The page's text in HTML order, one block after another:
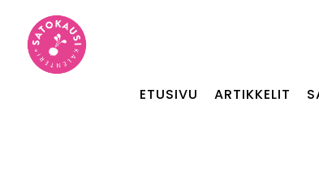
ETUSIVU ARTIKKELIT